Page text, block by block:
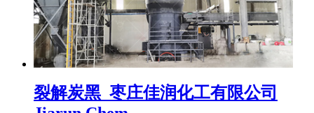
裂解炭黑_枣庄佳润化工有限公司